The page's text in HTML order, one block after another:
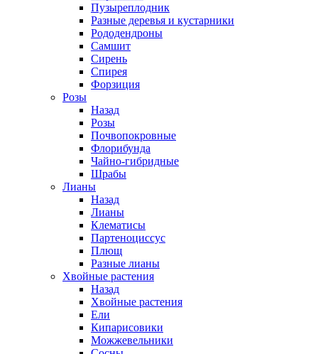
Пузыреплодник
Разные деревья и кустарники
Рододендроны
Самшит
Сирень
Спирея
Форзиция
Розы
Назад
Розы
Почвопокровные
Флорибунда
Чайно-гибридные
Шрабы
Лианы
Назад
Лианы
Клематисы
Партеноциссус
Плющ
Разные лианы
Хвойные растения
Назад
Хвойные растения
Ели
Кипарисовики
Можжевельники